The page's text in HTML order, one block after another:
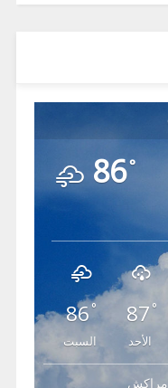
86°
86°
السبت
87 °
الأحد
مراكش